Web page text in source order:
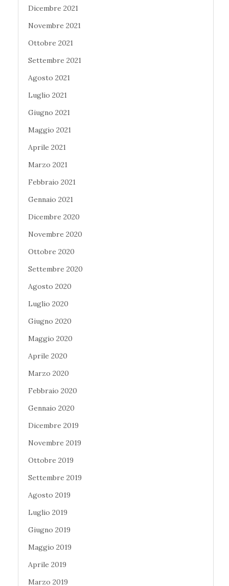
Dicembre 2021
Novembre 2021
Ottobre 2021
Settembre 2021
Agosto 2021
Luglio 2021
Giugno 2021
Maggio 2021
Aprile 2021
Marzo 2021
Febbraio 2021
Gennaio 2021
Dicembre 2020
Novembre 2020
Ottobre 2020
Settembre 2020
Agosto 2020
Luglio 2020
Giugno 2020
Maggio 2020
Aprile 2020
Marzo 2020
Febbraio 2020
Gennaio 2020
Dicembre 2019
Novembre 2019
Ottobre 2019
Settembre 2019
Agosto 2019
Luglio 2019
Giugno 2019
Maggio 2019
Aprile 2019
Marzo 2019